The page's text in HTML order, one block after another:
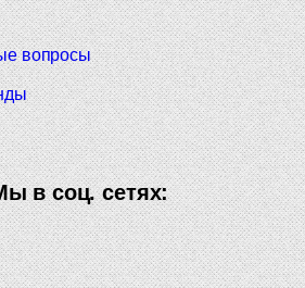
вопросы
в соц. сетях: